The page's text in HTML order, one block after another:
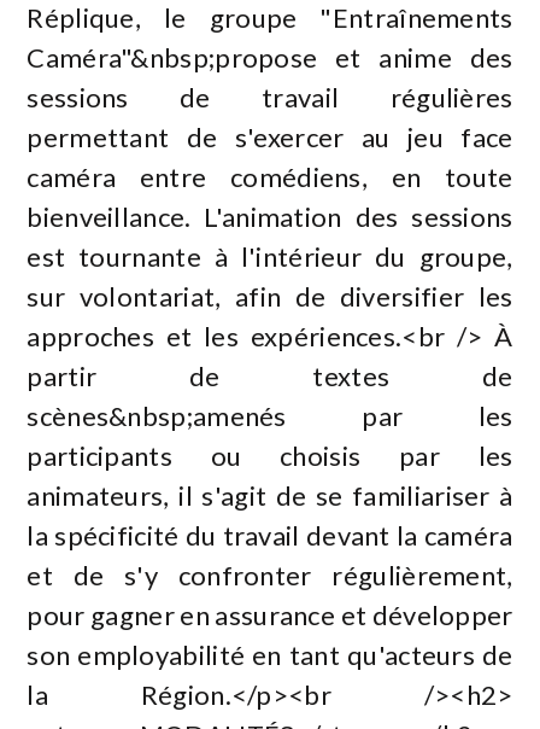
Réplique, le groupe "Entraînements
Caméra"&nbsp;propose et anime des
sessions de travail régulières
permettant de s'exercer au jeu face
caméra entre comédiens, en toute
bienveillance. L'animation des sessions
est tournante à l'intérieur du groupe,
sur volontariat, afin de diversifier les
approches et les expériences.<br /> À
partir de textes de
scènes&nbsp;amenés par les
participants ou choisis par les
animateurs, il s'agit de se familiariser à
la spécificité du travail devant la caméra
et de s'y confronter régulièrement,
pour gagner en assurance et développer
son employabilité en tant qu'acteurs de
la Région.</p><br /><h2>